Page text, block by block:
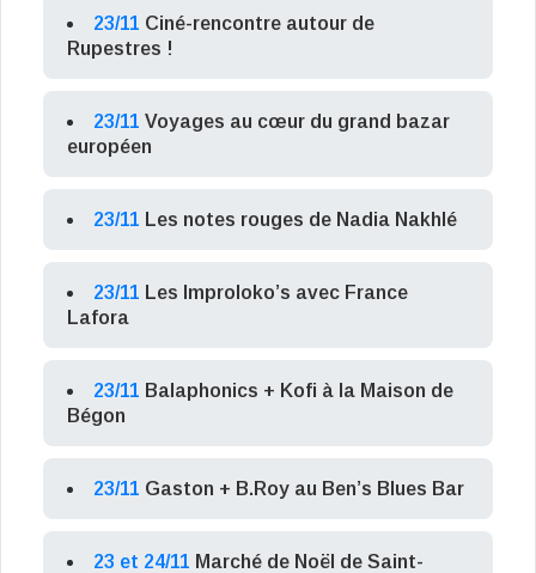
23/11 Ciné-rencontre autour de
Rupestres !
23/11 Voyages au cœur du grand bazar
européen
23/11 Les notes rouges de Nadia Nakhlé
23/11 Les Improloko’s avec France
Lafora
23/11 Balaphonics + Kofi à la Maison de
Bégon
23/11 Gaston + B.Roy au Ben’s Blues Bar
23 et 24/11 Marché de Noël de Saint-